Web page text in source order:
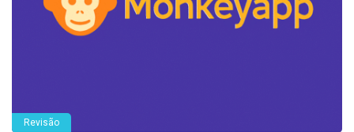
Revisão